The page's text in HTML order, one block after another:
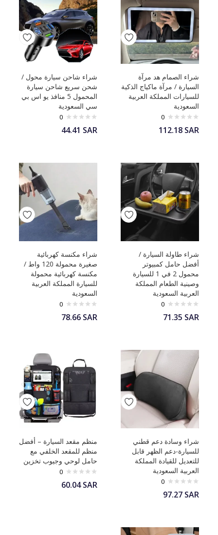
شراء الصمام هد مرآة
السيارة / مرآة ماكياج الذكية
للسيارات المملكة العربية
السعودية
0
112.18 SAR
شراء شاحن سيارة محول /
شحن سريع شاحن سيارة
المحمول 5 منافذ يو اس بي
سي السعودية
0
44.41 SAR
شراء طاولة السيارة /
أفضل حامل كمبيوتر
محمول 2 في 1 للسيارة
وصينية الطعام المملكة
العربية السعودية
0
71.35 SAR
شراء مكنسة كهربائية
صغيرة محمولة 120 واط /
مكنسة كهربائية محمولة
للسيارة المملكة العربية
السعودية
0
78.66 SAR
شراء وسادة دعم قطني
للسيارة-دعم الظهر قابل
للتعديل للقيادة المملكة
العربية السعودية
0
97.27 SAR
منظم مقعد السيارة – أفضل
منظم للمقعد الخلفي مع
حامل لوحي وجيوب تخزين
0
60.04SAR